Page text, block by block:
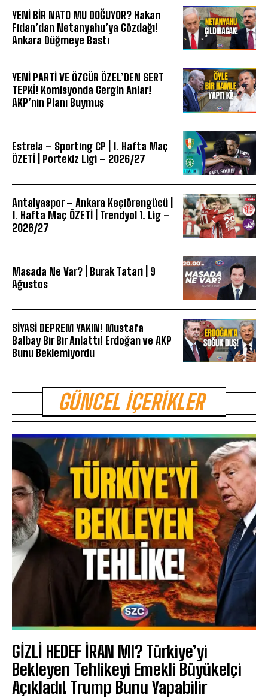
YENİ BİR NATO MU DOĞUYOR? Hakan
Fidan’dan Netanyahu’ya Gözdağı!
Ankara Düğmeye Bastı
YENİ PARTİ VE ÖZGÜR ÖZEL’DEN SERT
TEPKİ! Komisyonda Gergin Anlar!
AKP’nin Planı Buymuş
Estrela – Sporting CP | 1. Hafta Maç
ÖZETİ | Portekiz Ligi – 2026/27
Antalyaspor – Ankara Keçiörengücü |
1. Hafta Maç ÖZETİ | Trendyol 1. Lig –
2026/27
Masada Ne Var? | Burak Tatari | 9
Ağustos
SİYASİ DEPREM YAKIN! Mustafa
Balbay Bir Bir Anlattı! Erdoğan ve AKP
Bunu Beklemiyordu
GÜNCEL İÇERIKLER
GİZLİ HEDEF İRAN MI? Türkiye’yi
Bekleyen Tehlikeyi Emekli Büyükelçi
Açıkladı! Trump Bunu Yapabilir